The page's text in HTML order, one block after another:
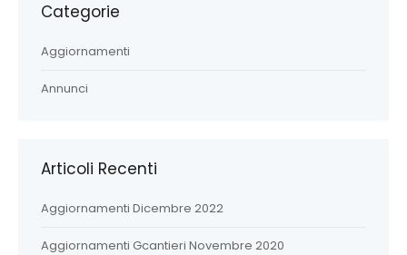
Categorie
Aggiornamenti
Annunci
Articoli Recenti
Aggiornamenti Dicembre 2022
Aggiornamenti Gcantieri Novembre 2020